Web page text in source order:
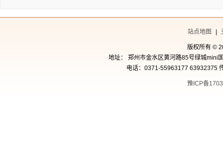
站点地图
版权所有 ©
地址： 郑州市金水区黄河路85号绿城mini
电话：0371-55963177 63932375
豫ICP备